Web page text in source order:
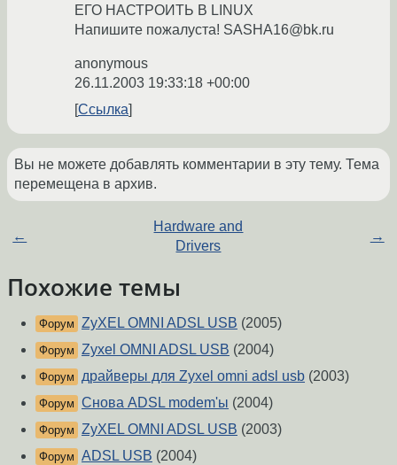
ЕГО НАСТРОИТЬ В LINUX
Напишите пожалуста! SASHA16@bk.ru
anonymous
26.11.2003 19:33:18 +00:00
Ссылка
Вы не можете добавлять комментарии в эту тему. Тема
перемещена в архив.
←
Hardware and
Drivers
→
Похожие темы
Форум ZyXEL OMNI ADSL USB (2005)
Форум Zyxel OMNI ADSL USB (2004)
Форум драйверы для Zyxel omni adsl usb (2003)
Форум Снова ADSL modem'ы (2004)
Форум ZyXEL OMNI ADSL USB (2003)
Форум ADSL USB (2004)